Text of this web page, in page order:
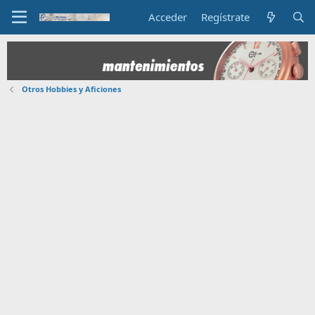
Acceder Regístrate
Otros Hobbies y Aficiones